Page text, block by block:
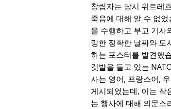
창립자는 당시 위트레
죽음에 대해 알 수 없
을 수행하고 부고 기사
망한 정확한 날짜와 도
하는 포스터를 발견했
깃발을 들고 있는
사는 영어, 프랑스어,
게시되었는데, 이는 작
는 행사에 대해 의문스